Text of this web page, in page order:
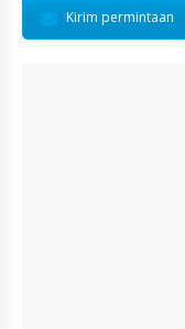
Kirim permintaan